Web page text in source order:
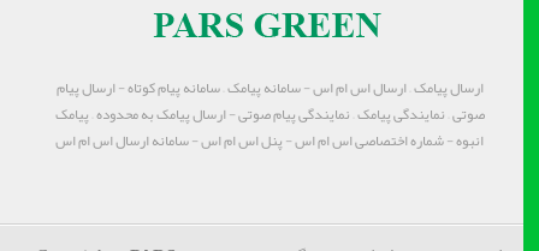
ارسال پیامک – ارسال اس ام اس - سامانه پیامک – سامانه پیام کوتاه - ارسال پیام
صوتی – نمایندگی پیامک – نمایندگی پیام صوتی - ارسال پیامک به محدوده – پیامک
انبوه - شماره اختصاصی اس ام اس - پنل اس ام اس - سامانه ارسال اس ام اس